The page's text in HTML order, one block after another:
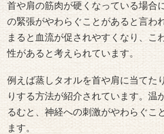
首や肩の筋肉が硬くなっている場合
の緊張がやわらぐことがあると言わ
まると血流が促されやすくなり、こ
性があると考えられています。
例えば蒸しタオルを首や肩に当てた
りする方法が紹介されています。温
るむと、神経への刺激がやわらぐこ
ます。